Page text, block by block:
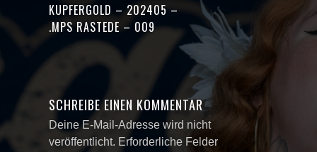
KUPFERGOLD – 202405 –
.MPS RASTEDE – 009
SCHREIBE EINEN KOMMENTAR
Deine E-Mail-Adresse wird nicht
veröffentlicht. Erforderliche Felder